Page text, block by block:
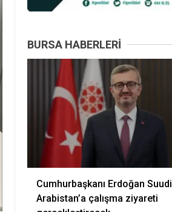
BURSA HABERLERI
Cumhurbaşkanı Erdoğan Suudi
Arabistan’a çalışma ziyareti